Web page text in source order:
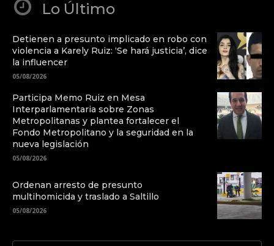
Lo Último
Detienen a presunto implicado en robo con
violencia a Karely Ruiz: ‘Se hará justicia’, dice
la influencer
05/08/2026
Participa Memo Ruiz en Mesa
Interparlamentaria sobre Zonas
Metropolitanas y plantea fortalecer el
Fondo Metropolitano y la seguridad en la
nueva legislación
05/08/2026
Ordenan arresto de presunto
multihomicida y traslado a Saltillo
05/08/2026